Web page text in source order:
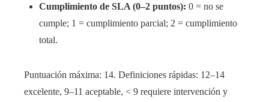
Cumplimiento de SLA (0–2 puntos): 0 = no se
cumple; 1 = cumplimiento parcial; 2 = cumplimiento
total.
Puntuación máxima: 14. Definiciones rápidas: 12–14
excelente, 9–11 aceptable, < 9 requiere intervención y